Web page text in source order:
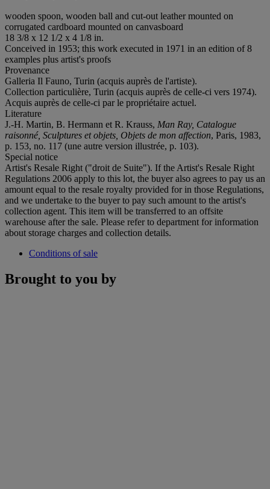
wooden spoon, wooden ball and cut-out leather mounted on
corrugated cardboard mounted on canvasboard
18 3/8 x 12 1/2 x 4 1/8 in.
Conceived in 1953; this work executed in 1971 in an edition of 8
examples plus artist's proofs
Provenance
Galleria Il Fauno, Turin (acquis auprès de l'artiste).
Collection particulière, Turin (acquis auprès de celle-ci vers 1974).
Acquis auprès de celle-ci par le propriétaire actuel.
Literature
J.-H. Martin, B. Hermann et R. Krauss, Man Ray, Catalogue
raisonné, Sculptures et objets, Objets de mon affection, Paris, 1983,
p. 153, no. 117 (une autre version illustrée, p. 103).
Special notice
Artist's Resale Right ("droit de Suite"). If the Artist's Resale Right
Regulations 2006 apply to this lot, the buyer also agrees to pay us an
amount equal to the resale royalty provided for in those Regulations,
and we undertake to the buyer to pay such amount to the artist's
collection agent. This item will be transferred to an offsite
warehouse after the sale. Please refer to department for information
about storage charges and collection details.
Conditions of sale
Brought to you by